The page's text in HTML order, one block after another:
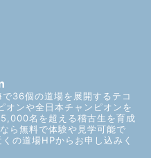
36個の道場を展開するテコ
オンや全日本チャンピオンを
名を超える稽古生を育成
ら無料で体験や見学可能で
の道場HPからお申し込みく